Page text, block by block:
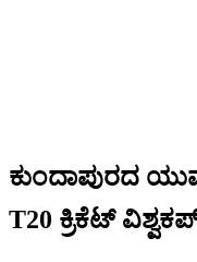
ಕುಂದಾಪುರದ
T20 ಕ್ರಿಕೆಟ್